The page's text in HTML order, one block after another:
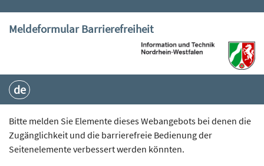
Meldeformular Barrierefreiheit
de
Bitte melden Sie Elemente dieses Webangebots bei denen die
Zugänglichkeit und die barrierefreie Bedienung der
Seitenelemente verbessert werden könnten.